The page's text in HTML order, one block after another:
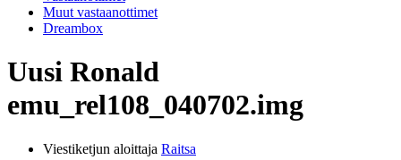
Muut vastaanottimet
Dreambox
Uusi Ronald
emu_rel108_040702.img
Viestiketjun aloittaja Raitsa